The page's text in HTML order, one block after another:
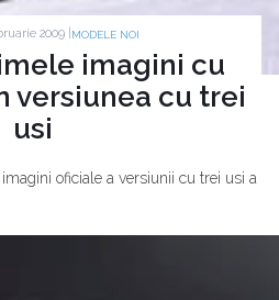
2009 | MODELE NOI
imagini cu
versiunea cu trei
usi
oficiale a versiunii cu trei usi a